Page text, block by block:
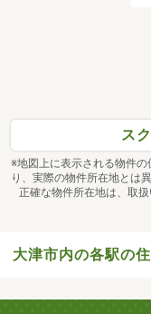
ス
※地図上に表示される物件
り、実際の物件所在地とは
正確な物件所在地は、取扱
大津市内の各駅の